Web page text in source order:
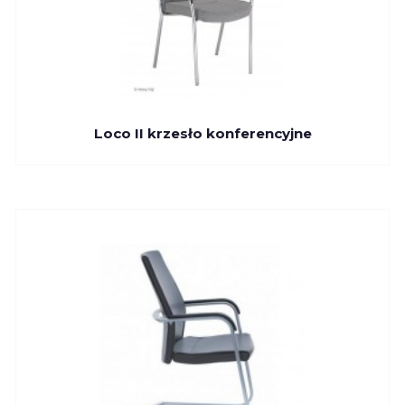
Loco II krzesło konferencyjne